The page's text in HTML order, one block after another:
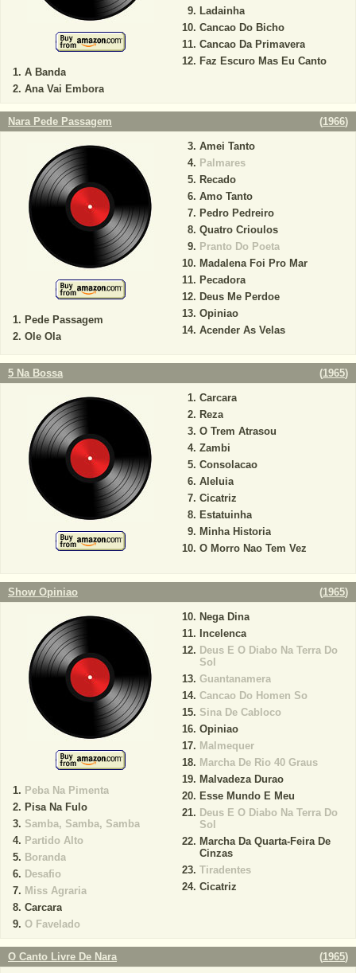
A Banda
Ana Vai Embora
Ladainha
Cancao Do Bicho
Cancao Da Primavera
Faz Escuro Mas Eu Canto
Nara Pede Passagem (1966)
Pede Passagem
Ole Ola
Amei Tanto
Palmares
Recado
Amo Tanto
Pedro Pedreiro
Quatro Crioulos
Pranto Do Poeta
Madalena Foi Pro Mar
Pecadora
Deus Me Perdoe
Opiniao
Acender As Velas
5 Na Bossa (1965)
Carcara
Reza
O Trem Atrasou
Zambi
Consolacao
Aleluia
Cicatriz
Estatuinha
Minha Historia
O Morro Nao Tem Vez
Show Opiniao (1965)
Peba Na Pimenta
Pisa Na Fulo
Samba, Samba, Samba
Partido Alto
Boranda
Desafio
Miss Agraria
Carcara
O Favelado
Nega Dina
Incelenca
Deus E O Diabo Na Terra Do
Sol
Guantanamera
Cancao Do Homen So
Sina De Cabloco
Opiniao
Malmequer
Marcha De Rio 40 Graus
Malvadeza Durao
Esse Mundo E Meu
Deus E O Diabo Na Terra Do
Sol
Marcha Da Quarta-Feira De
Cinzas
Tiradentes
Cicatriz
O Canto Livre De Nara (1965)